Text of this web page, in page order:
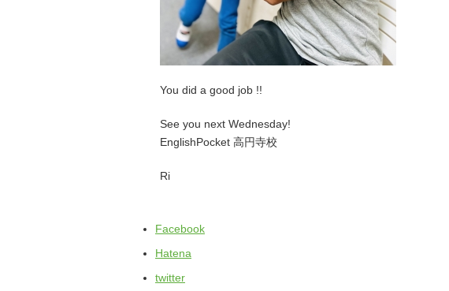
You did a good job !!
See you next Wednesday!
EnglishPocket 高円寺校
Ri
Facebook
Hatena
twitter